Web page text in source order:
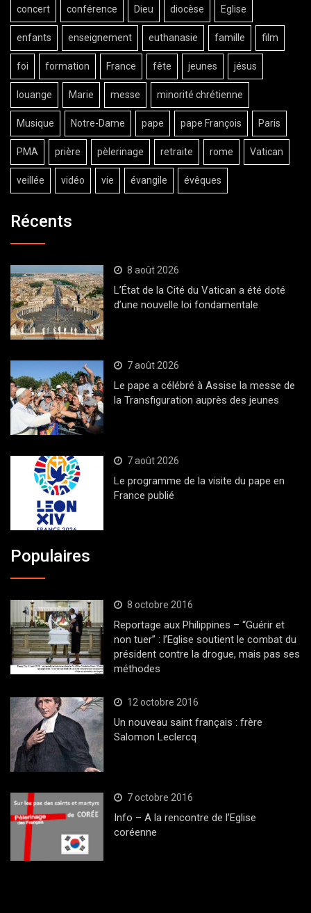
concert conférence Dieu diocèse Eglise
enfants enseignement euthanasie famille film
foi formation France fête jeunes jésus
louange Marie messe minorité chrétienne
Musique Notre-Dame pape pape François Paris
PMA prière pèlerinage retraite rome Vatican
veillée vidéo vie évangile évêques
Récents
8 août 2026
L’État de la Cité du Vatican a été doté
d’une nouvelle loi fondamentale
7 août 2026
Le pape a célébré à Assise la messe de
la Transfiguration auprès des jeunes
7 août 2026
Le programme de la visite du pape en
France publié
Populaires
8 octobre 2016
Reportage aux Philippines – “Guérir et
non tuer” : l’Eglise soutient le combat du
président contre la drogue, mais pas ses
méthodes
12 octobre 2016
Un nouveau saint français : frère
Salomon Leclercq
7 octobre 2016
Info – A la rencontre de l’Eglise
coréenne